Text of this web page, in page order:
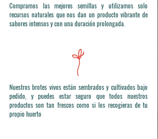
Compramos las mejores semillas y utilizamos solo
recursos naturales que nos dan un producto vibrante de
sabores intensos y con una duración prolongada.
Nuestros brotes vivos están sembrados y cultivados bajo
pedido, y puedes estar seguro que todos nuestros
productos son tan frescos como si los recogieras de tu
propio huerto